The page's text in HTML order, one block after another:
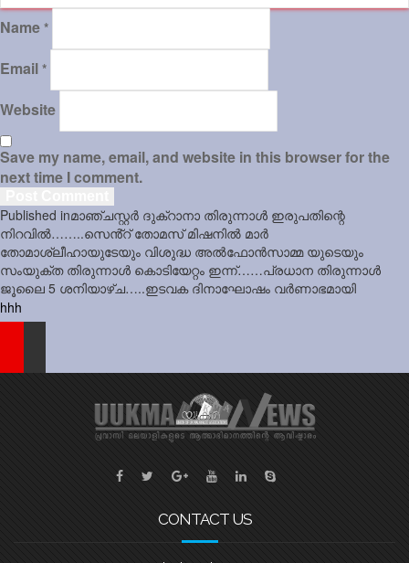
Name *
Email *
Website
Save my name, email, and website in this browser for the
next time I comment.
Post
navigation
Published inമാഞ്ചസ്റ്റർ ദുക്റാനാ തിരുന്നാൾ ഇരുപതിന്റെ
നിറവിൽ……..സെൻ്റ് തോമസ് മിഷനിൽ മാർ
തോമാശ്ലീഹായുടേയും വിശുദ്ധ അൽഫോൻസാമ്മ യുടെയും
സംയുക്ത തിരുന്നാൾ കൊടിയേറ്റം ഇന്ന്……പ്രധാന തിരുന്നാൾ
ജൂലൈ 5 ശനിയാഴ്ച…..ഇടവക ദിനാഘോഷം വർണാഭമായി
hhh
CONTACT US